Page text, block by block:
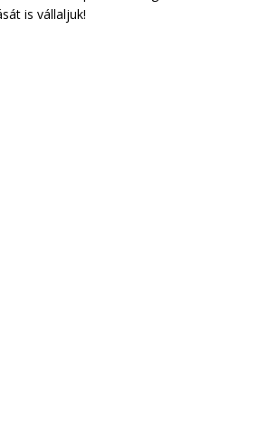
is vállaljuk!